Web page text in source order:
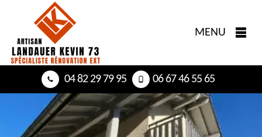
MENU
04 82 29 79 95 06 67 46 55 65